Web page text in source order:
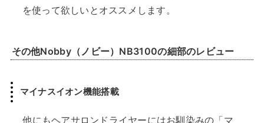
を使って欲しいとオススメします。
その他Nobby（ノビー）NB3100の細部のレビュー
マイナスイオン機能搭載
他にもヘアサロンドライヤーにはお馴染みの「マ